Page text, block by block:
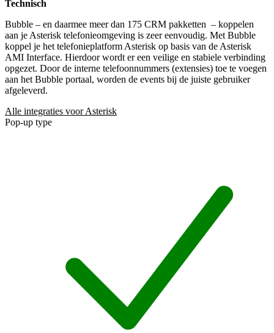
Technisch
Bubble – en daarmee meer dan 175 CRM pakketten – koppelen
aan je Asterisk telefonieomgeving is zeer eenvoudig. Met Bubble
koppel je het telefonieplatform Asterisk op basis van de Asterisk
AMI Interface. Hierdoor wordt er een veilige en stabiele verbinding
opgezet. Door de interne telefoonnummers (extensies) toe te voegen
aan het Bubble portaal, worden de events bij de juiste gebruiker
afgeleverd.
Alle integraties voor Asterisk
Pop-up type